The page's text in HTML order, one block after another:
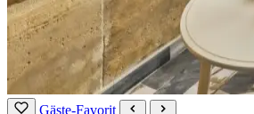
Gäste-Favorit